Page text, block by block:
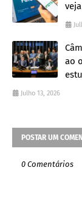
ao
Julho 13, 2026
POSTAR UM
0 Comentários